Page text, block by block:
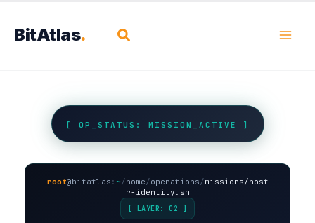
InhaltBitAtlas Suchen
[ OP_STATUS: MISSION_ACTIVE ]
root@bitatlas : ~/home/operations/missions/nost
r-identity.sh
[ LAYER: 02 ]